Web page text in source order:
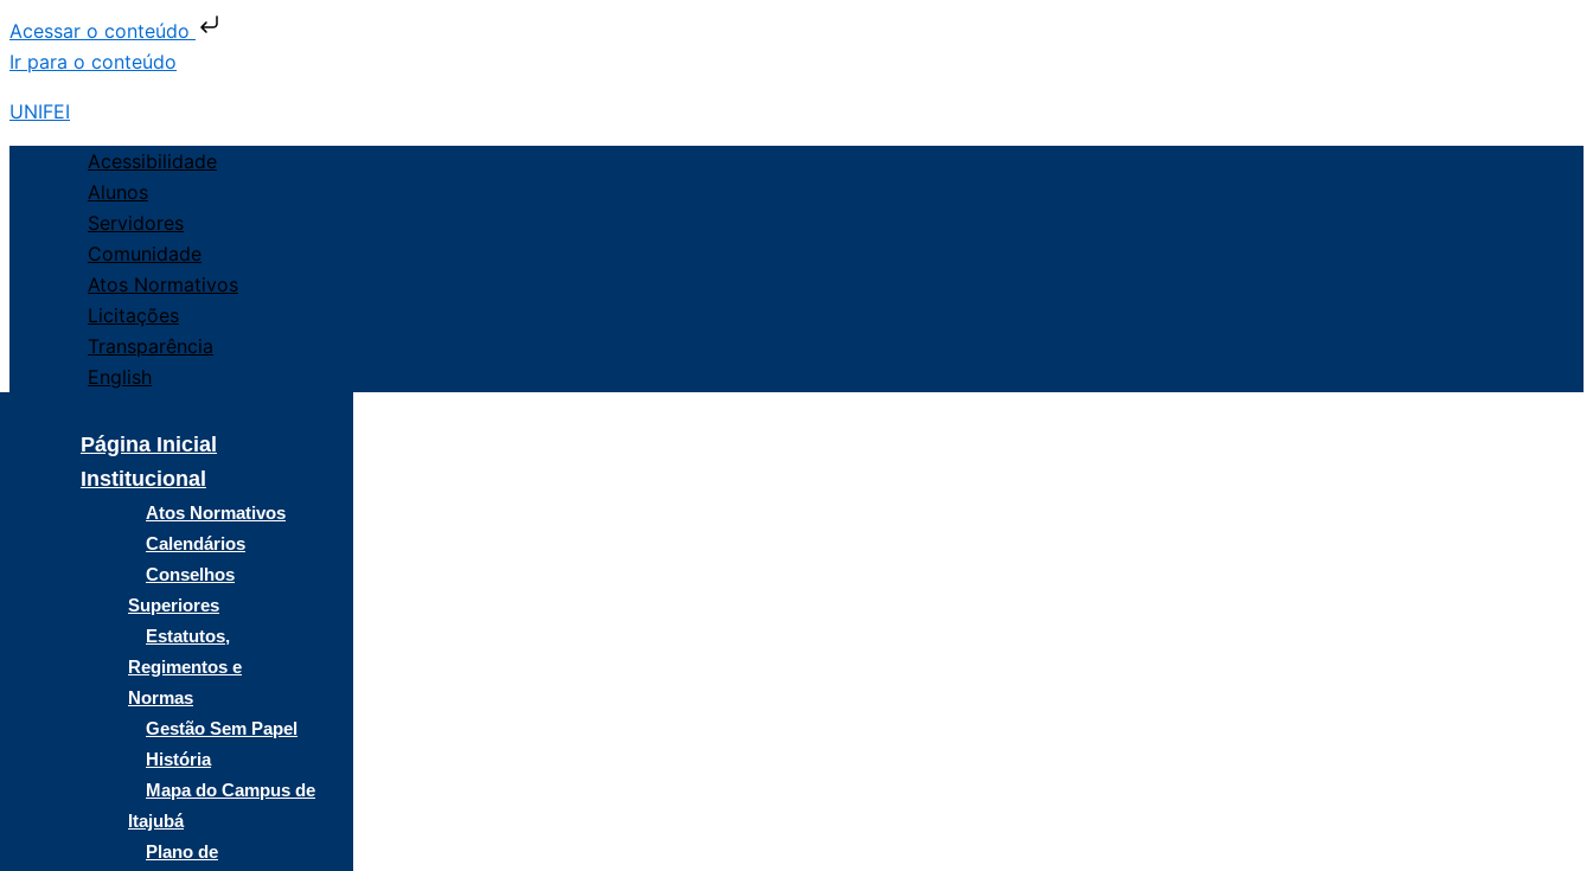
Acessar o conteúdo
Ir para o conteúdo
UNIFEI
Acessibilidade
Alunos
Servidores
Comunidade
Atos Normativos
Licitações
Transparência
English
Página Inicial
Institucional
Atos Normativos
Calendários
Conselhos
Superiores
Estatutos,
Regimentos e
Normas
Gestão Sem Papel
História
Mapa do Campus de
Itajubá
Plano de